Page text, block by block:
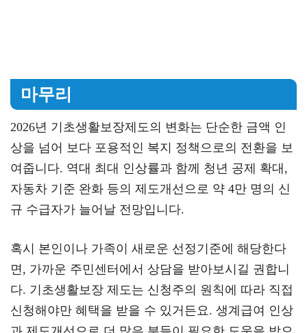
마무리
2026년 기초생활보장제도의 변화는 단순한 금액 인
상을 넘어 보다 포용적인 복지 정책으로의 전환을 보
여줍니다. 역대 최대 인상률과 함께 청년 공제 확대,
자동차 기준 완화 등의 제도개선으로 약 4만 명의 신
규 수급자가 늘어날 전망입니다.
혹시 본인이나 가족이 새로운 선정기준에 해당한다
면, 가까운 주민센터에서 상담을 받아보시길 권합니
다. 기초생활보장 제도는 신청주의 원칙에 따라 직접
신청해야만 혜택을 받을 수 있거든요. 생계급여 인상